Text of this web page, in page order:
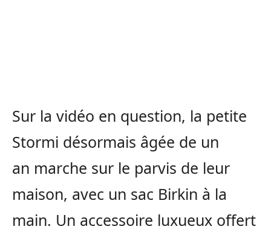
Sur la vidéo en question, la petite
Stormi désormais âgée de un
an marche sur le parvis de leur
maison, avec un sac Birkin à la
main. Un accessoire luxueux offert